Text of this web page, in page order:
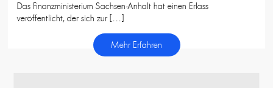
Das Finanzministerium Sachsen-Anhalt hat einen Erlass
veröffentlicht, der sich zur […]
Mehr Erfahren